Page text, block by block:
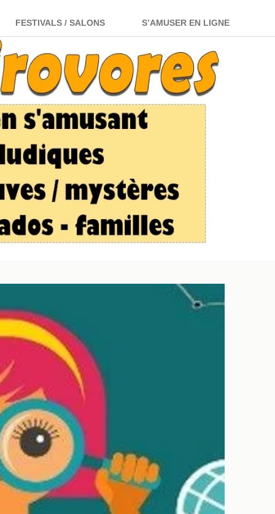
Rechercher :
FESTIVALS / SALONS S’AMUSER EN LIGNE